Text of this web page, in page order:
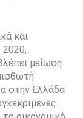
και
2020,
μείωση
στην Ελλάδα